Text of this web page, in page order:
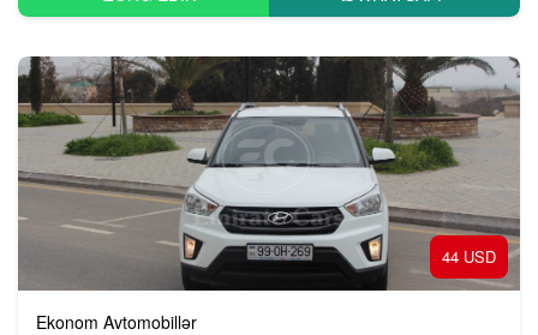
44 USD
Ekonom Avtomobillər